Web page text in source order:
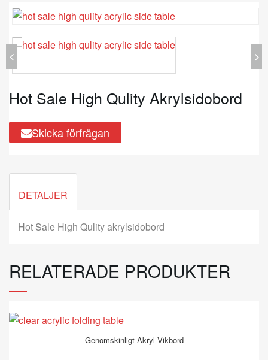
Hot Sale High Qulity Akrylsidobord
Skicka förfrågan
DETALJER
Hot Sale High Qulity akrylsidobord
RELATERADE PRODUKTER
Genomskinligt Akryl Vikbord